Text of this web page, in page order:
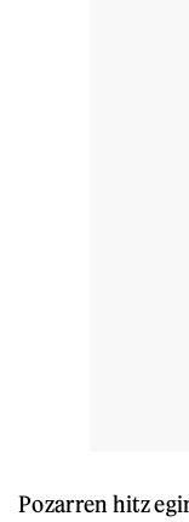
Pozarren hitz